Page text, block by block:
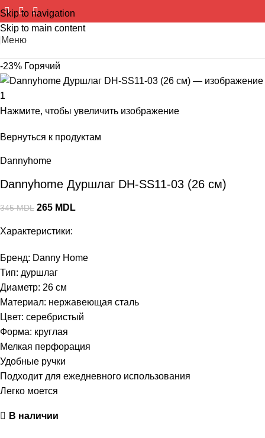
Skip to navigation
Skip to main content
Меню
-23% Горячий
Нажмите, чтобы увеличить изображение
Вернуться к продуктам
Dannyhome
Dannyhome Дуршлаг DH-SS11-03 (26 см)
345MDL 265 MDL
Характеристики:
Бренд: Danny Home
Тип: дуршлаг
Диаметр: 26 см
Материал: нержавеющая сталь
Цвет: серебристый
Форма: круглая
Мелкая перфорация
Удобные ручки
Подходит для ежедневного использования
Легко моется
В наличии